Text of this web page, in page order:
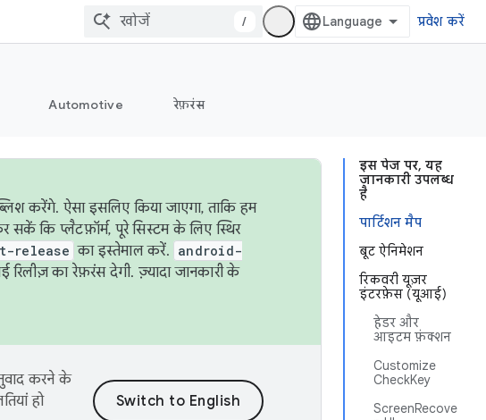
/ प्रवेश करें
Automotive रेफ़रंस
इस पेज पर, यह
जानकारी उपलब्ध
है
पार्टिशन मैप
बूट ऐनिमेशन
रिकवरी यूज़र
इंटरफ़ेस (यूआई)
हेडर और
आइटम फ़ंक्शन
Customize
CheckKey
ScreenRecove
करेंगे. ऐसा इसलिए किया जाएगा, ताकि हम
कि प्लैटफ़ॉर्म, पूरे सिस्टम के लिए स्थिर
release का इस्तेमाल करें. android-
का रेफ़रंस देगी. ज़्यादा जानकारी के
करने के
हो